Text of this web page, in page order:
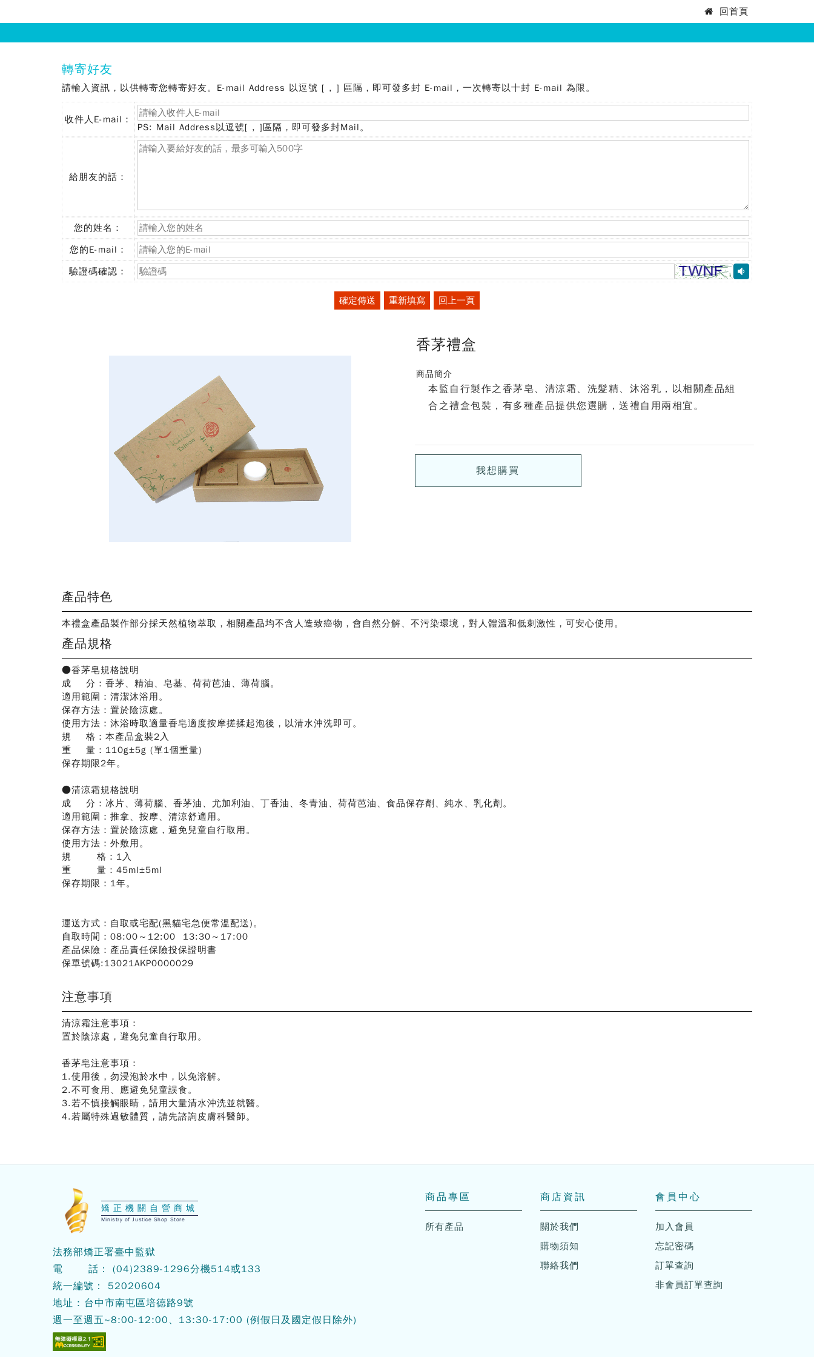
部
矯
署
中
獄
回首頁
:::
轉寄好友
請輸入資訊，以供轉寄您轉寄好友。E-mail Address 以逗號 [ , ] 區隔，即可發多封 E-mail，一次轉寄以十封 E-mail 為限。
收件人E-mail：
(必
PS: Mail Address以逗號[ , ]區隔，即可發多封Mail。
給朋友的話：
您的姓名：
(必
填)
您的E-mail：
(必
填)
驗證碼確認：
(必
確定傳送
重新填寫 回上一頁
香茅禮盒
商品簡介
本監自行製作之香茅皂、清涼霜、洗髮精、沐浴乳，以相關產品組
合之禮盒包裝，有多種產品提供您選購，送禮自用兩相宜。
我想購買
產品特色
本禮盒產品製作部分採天然植物萃取，相關產品均不含人造致癌物，會自然分解、不污染環境，對人體溫和低刺激性，可安心使用。
產品規格
●香茅皂規格說明
成 分：香茅、精油、皂基、荷荷芭油、薄荷腦。
適用範圍：清潔沐浴用。
保存方法：置於陰涼處。
使用方法：沐浴時取適量香皂適度按摩搓揉起泡後，以清水沖洗即可。
規 格：本產品盒裝2入
重 量：110g±5g (單1個重量)
保存期限2年。
●清涼霜規格說明
成 分：冰片、薄荷腦、香茅油、尤加利油、丁香油、冬青油、荷荷芭油、食品保存劑、純水、乳化劑。
適用範圍：推拿、按摩、清涼舒適用。
保存方法：置於陰涼處，避免兒童自行取用。
使用方法：外敷用。
規 格：1入
重 量：45ml±5ml
保存期限：1年。
運送方式：自取或宅配(黑貓宅急便常溫配送)。
自取時間：08:00～12:00 13:30～17:00
產品保險：產品責任保險投保證明書
保單號碼:13021AKP0000029
注意事項
清涼霜注意事項：
置於陰涼處，避免兒童自行取用。
香茅皂注意事項：
1.使用後，勿浸泡於水中，以免溶解。
2.不可食用、應避免兒童誤食。
3.若不慎接觸眼睛，請用大量清水沖洗並就醫。
4.若屬特殊過敏體質，請先諮詢皮膚科醫師。
矯正機關自營商城
Ministry of Justice Shop Store
法務部矯正署臺中監獄
電 話： (04)2389-1296分機514或133
統一編號： 52020604
地址 : 台中市南屯區培德路9號
週一至週五~8:00-12:00、13:30-17:00 (例假日及國定假日除外)
商品專區
所有產品
商店資訊
關於我們
購物須知
聯絡我們
會員中心
加入會員
忘記密碼
訂單查詢
非會員訂單查詢